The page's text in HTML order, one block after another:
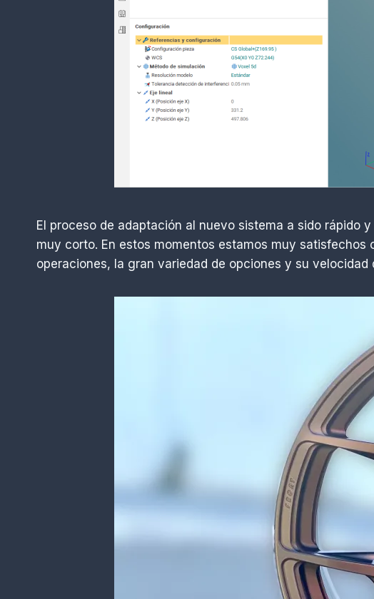
El proceso de adaptación al nuevo sistema a sido rápido
muy corto. En estos momentos estamos muy
operaciones, la gran variedad de opciones y su